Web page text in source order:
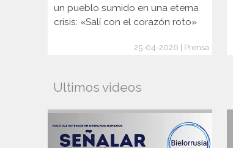
un pueblo sumido en una eterna
crisis: «Salí con el corazón roto»
25-04-2026 | Prensa
Ultimos videos